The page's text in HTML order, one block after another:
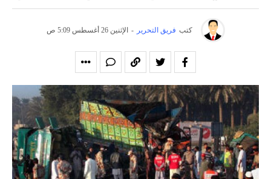
كتب فريق التحرير - الإثنين 26 أغسطس 5:09 ص